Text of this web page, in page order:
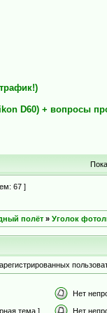
D60) + вопросы
67 ]
полёт » Уголок
Нет
тема ] Нет